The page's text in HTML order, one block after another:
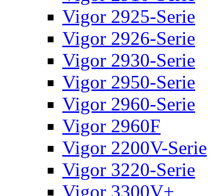
Vigor 2925-Serie
Vigor 2926-Serie
Vigor 2930-Serie
Vigor 2950-Serie
Vigor 2960-Serie
Vigor 2960F
Vigor 2200V-Serie
Vigor 3220-Serie
Vigor 3300V+